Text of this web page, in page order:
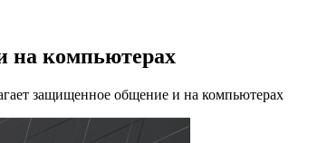
на компьютерах
защищенное общение и на компьютерах